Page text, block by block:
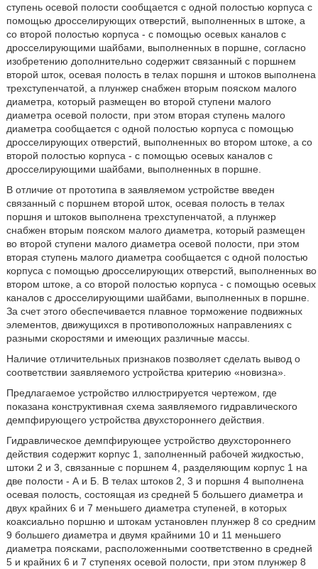
ступень осевой полости сообщается с одной полостью корпуса с
помощью дросселирующих отверстий, выполненных в штоке, а
со второй полостью корпуса - с помощью осевых каналов с
дросселирующими шайбами, выполненных в поршне, согласно
изобретению дополнительно содержит связанный с поршнем
второй шток, осевая полость в телах поршня и штоков выполнена
трехступенчатой, а плунжер снабжен вторым пояском малого
диаметра, который размещен во второй ступени малого
диаметра осевой полости, при этом вторая ступень малого
диаметра сообщается с одной полостью корпуса с помощью
дросселирующих отверстий, выполненных во втором штоке, а со
второй полостью корпуса - с помощью осевых каналов с
дросселирующими шайбами, выполненных в поршне.
В отличие от прототипа в заявляемом устройстве введен
связанный с поршнем второй шток, осевая полость в телах
поршня и штоков выполнена трехступенчатой, а плунжер
снабжен вторым пояском малого диаметра, который размещен
во второй ступени малого диаметра осевой полости, при этом
вторая ступень малого диаметра сообщается с одной полостью
корпуса с помощью дросселирующих отверстий, выполненных во
втором штоке, а со второй полостью корпуса - с помощью осевых
каналов с дросселирующими шайбами, выполненных в поршне.
За счет этого обеспечивается плавное торможение подвижных
элементов, движущихся в противоположных направлениях с
разными скоростями и имеющих различные массы.
Наличие отличительных признаков позволяет сделать вывод о
соответствии заявляемого устройства критерию «новизна».
Предлагаемое устройство иллюстрируется чертежом, где
показана конструктивная схема заявляемого гидравлического
демпфирующего устройства двухстороннего действия.
Гидравлическое демпфирующее устройство двухстороннего
действия содержит корпус 1, заполненный рабочей жидкостью,
штоки 2 и 3, связанные с поршнем 4, разделяющим корпус 1 на
две полости - А и Б. В телах штоков 2, 3 и поршня 4 выполнена
осевая полость, состоящая из средней 5 большего диаметра и
двух крайних 6 и 7 меньшего диаметра ступеней, в которых
коаксиально поршню и штокам установлен плунжер 8 со средним
9 большего диаметра и двумя крайними 10 и 11 меньшего
диаметра поясками, расположенными соответственно в средней
5 и крайних 6 и 7 ступенях осевой полости, при этом плунжер 8